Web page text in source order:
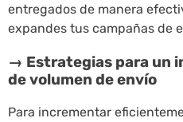
entregados de manera
expandes tus campañas de
→ Estrategias para un
de volumen de envío
Para incrementar